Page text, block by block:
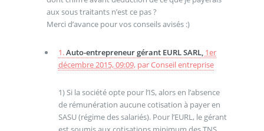
aux sous traitants n’est ce pas ?
Merci d’avance pour vos conseils avisés :)
1.Auto-entrepreneur gérant EURL SARL, 1er
décembre 2015, 09:09, parConseil entreprise
1) Si la société opte pour l’IS, alors en l’absence
de rémunération aucune cotisation à payer en
SASU (régime des salariés). Pour l’EURL, le gérant